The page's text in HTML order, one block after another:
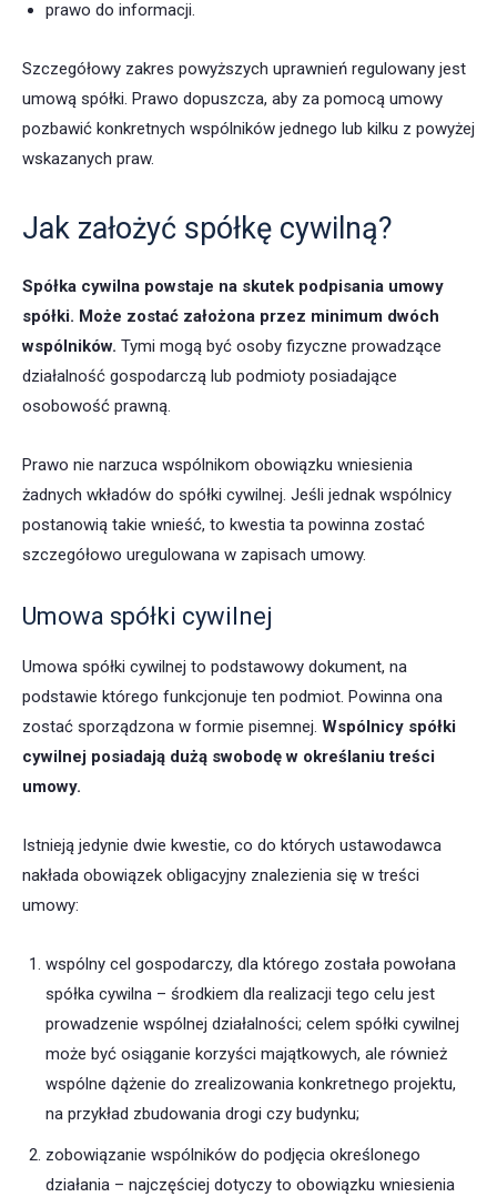
prawo do informacji.
Szczegółowy zakres powyższych uprawnień regulowany jest
umową spółki. Prawo dopuszcza, aby za pomocą umowy
pozbawić konkretnych wspólników jednego lub kilku z powyżej
wskazanych praw.
Jak założyć spółkę cywilną?
Spółka cywilna powstaje na skutek podpisania umowy
spółki. Może zostać założona przez minimum dwóch
wspólników. Tymi mogą być osoby fizyczne prowadzące
działalność gospodarczą lub podmioty posiadające
osobowość prawną.
Prawo nie narzuca wspólnikom obowiązku wniesienia
żadnych wkładów do spółki cywilnej. Jeśli jednak wspólnicy
postanowią takie wnieść, to kwestia ta powinna zostać
szczegółowo uregulowana w zapisach umowy.
Umowa spółki cywilnej
Umowa spółki cywilnej to podstawowy dokument, na
podstawie którego funkcjonuje ten podmiot. Powinna ona
zostać sporządzona w formie pisemnej. Wspólnicy spółki
cywilnej posiadają dużą swobodę w określaniu treści
umowy.
Istnieją jedynie dwie kwestie, co do których ustawodawca
nakłada obowiązek obligacyjny znalezienia się w treści
umowy:
wspólny cel gospodarczy, dla którego została powołana
spółka cywilna – środkiem dla realizacji tego celu jest
prowadzenie wspólnej działalności; celem spółki cywilnej
może być osiąganie korzyści majątkowych, ale również
wspólne dążenie do zrealizowania konkretnego projektu,
na przykład zbudowania drogi czy budynku;
zobowiązanie wspólników do podjęcia określonego
działania – najczęściej dotyczy to obowiązku wniesienia